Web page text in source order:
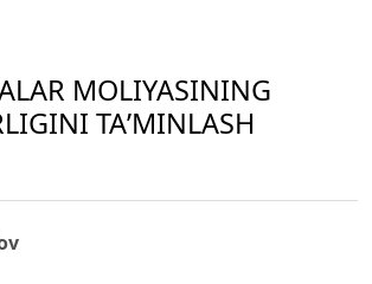
MOLIYASINING
TAʼMINLASH